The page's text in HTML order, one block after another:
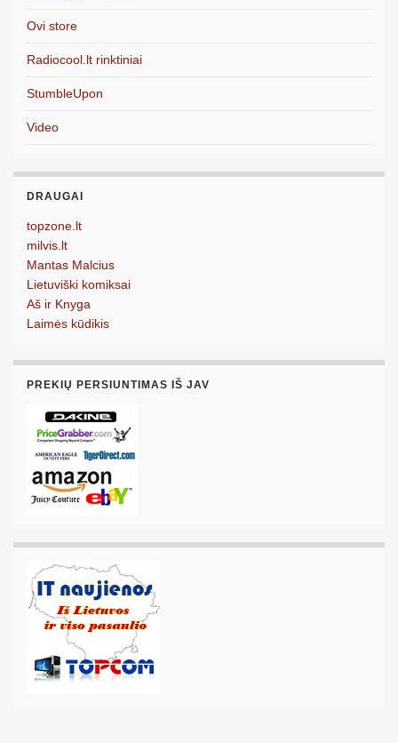
Ovi store
Radiocool.lt rinktiniai
StumbleUpon
Video
DRAUGAI
topzone.lt
milvis.lt
Mantas Malcius
Lietuviški komiksai
Aš ir Knyga
Laimės kūdikis
PREKIŲ PERSIUNTIMAS IŠ JAV